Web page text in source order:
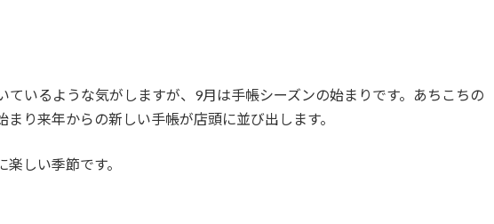
ているような気がしますが、9月は手帳シーズンの始まりです。あちこちの
り来年からの新しい手帳が店頭に並び出します。
しい季節です。